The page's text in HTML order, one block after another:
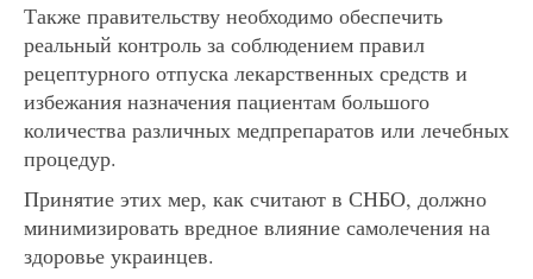
Также правительству необходимо обеспечить
реальный контроль за соблюдением правил
рецептурного отпуска лекарственных средств и
избежания назначения пациентам большого
количества различных медпрепаратов или лечебных
процедур.
Принятие этих мер, как считают в СНБО, должно
минимизировать вредное влияние самолечения на
здоровье украинцев.